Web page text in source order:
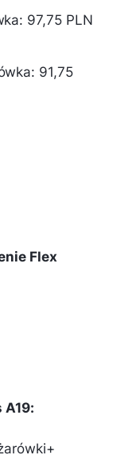
97,75 PLN
91,75
Flex